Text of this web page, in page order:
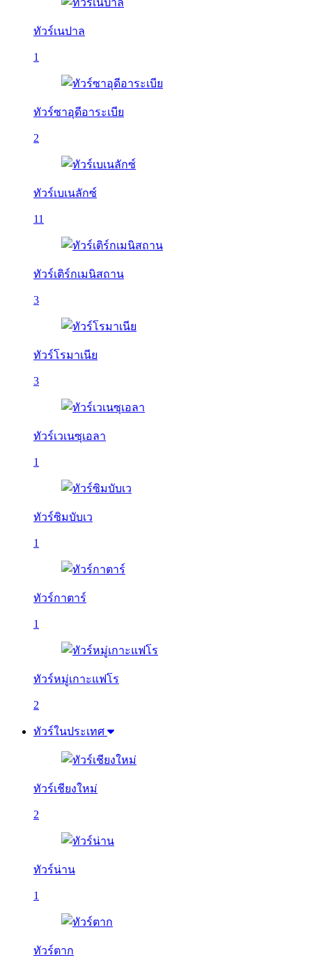
ทัวร์เนปาล
1
ทัวร์ซาอุดีอาระเบีย
2
ทัวร์เบเนลักซ์
11
ทัวร์เติร์กเมนิสถาน
3
ทัวร์โรมาเนีย
3
ทัวร์เวเนซุเอลา
1
ทัวร์ซิมบับเว
1
ทัวร์กาตาร์
1
ทัวร์หมู่เกาะแฟโร
2
ทัวร์ในประเทศ
ทัวร์เชียงใหม่
2
ทัวร์น่าน
1
ทัวร์ตาก